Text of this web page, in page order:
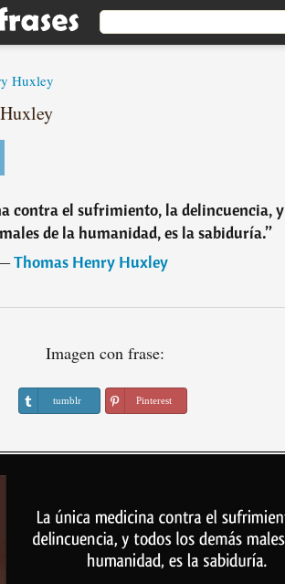
Huxley
contra el sufrimiento, la delincuencia, y
de la humanidad, es la sabiduría.”
Thomas Henry Huxley
Imagen con frase:
tumblr Pinterest